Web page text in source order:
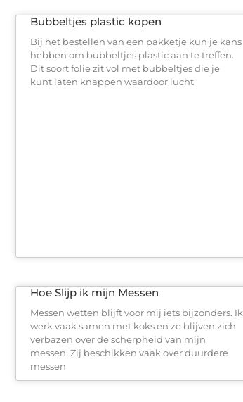
Bubbeltjes plastic kopen
Bij het bestellen van een pakketje kun je kans
hebben om bubbeltjes plastic aan te treffen.
Dit soort folie zit vol met bubbeltjes die je
kunt laten knappen waardoor lucht
Hoe Slijp ik mijn Messen
Messen wetten blijft voor mij iets bijzonders. Ik
werk vaak samen met koks en ze blijven zich
verbazen over de scherpheid van mijn
messen. Zij beschikken vaak over duurdere
messen